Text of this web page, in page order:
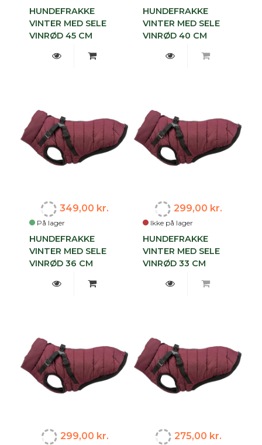
HUNDEFRAKKE
VINTER MED SELE
VINRØD 45 CM
HUNDEFRAKKE
VINTER MED SELE
VINRØD 40 CM
På lager
349,00 kr.
HUNDEFRAKKE
VINTER MED SELE
VINRØD 36 CM
Ikke på lager
299,00 kr.
HUNDEFRAKKE
VINTER MED SELE
VINRØD 33 CM
299,00 kr. 275,00 kr.